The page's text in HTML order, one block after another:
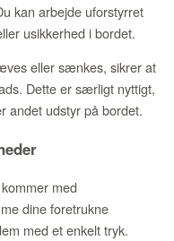
kan arbejde uforstyrret
usikkerhed i bordet.
eller sænkes, sikrer at
Dette er særligt nyttigt,
andet udstyr på bordet.
med
dine foretrukne
med et enkelt tryk.